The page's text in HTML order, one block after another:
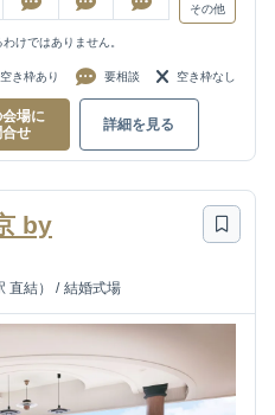
その他
けではありません。
空き枠あり 要相談 空き枠なし
場に
合せ
詳細を見る
by
結） / 結婚式場